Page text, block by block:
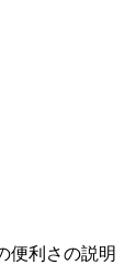
便利さの説明